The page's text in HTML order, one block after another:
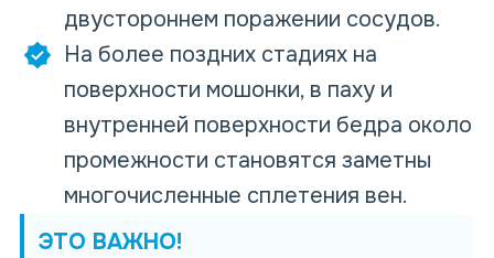
двустороннем поражении сосудов.
На более поздних стадиях на
поверхности мошонки, в паху и
внутренней поверхности бедра около
промежности становятся заметны
многочисленные сплетения вен.
ЭТО ВАЖНО!